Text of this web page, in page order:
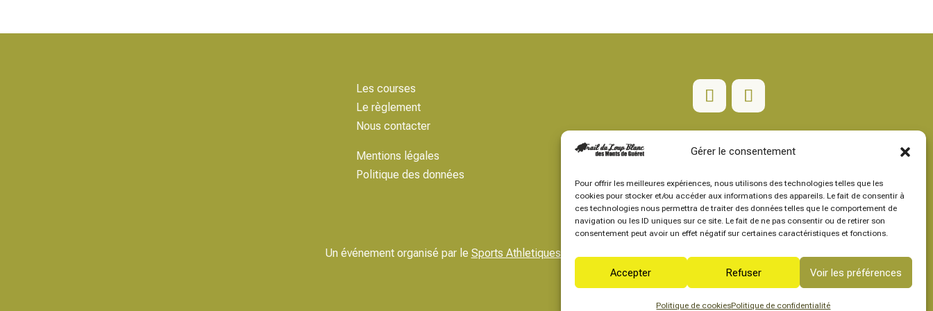
Gérer le consentement
Pour offrir les meilleures expériences, nous utilisons des technologies telles que les
cookies pour stocker et/ou accéder aux informations des appareils. Le fait de consentir à
ces technologies nous permettra de traiter des données telles que le comportement de
navigation ou les ID uniques sur ce site. Le fait de ne pas consentir ou de retirer son
consentement peut avoir un effet négatif sur certaines caractéristiques et fonctions.
Accepter Refuser Voir les préférences
Politique de cookiesPolitique de confidentialité
Les courses
Le règlement
Nous contacter
Mentions légales
Politique des données
Adresse Postale
11 rue de Braconne
23000 Guéret
Un événement organisé par le Sports Athletiques Marchois